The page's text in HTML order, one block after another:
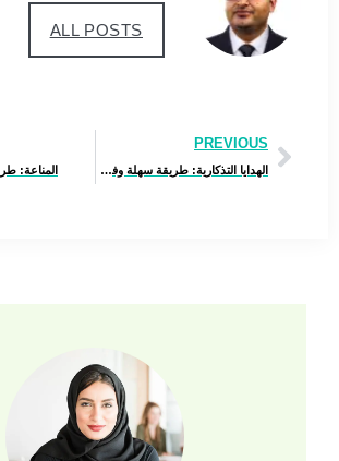
ALL POSTS
PREVIOUS
الهدايا التذكارية: طريقة سهلة وفعالة المناعة: